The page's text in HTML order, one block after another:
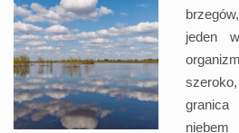
jeden
szeroko,